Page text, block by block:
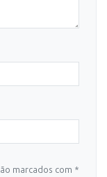
marcados com *